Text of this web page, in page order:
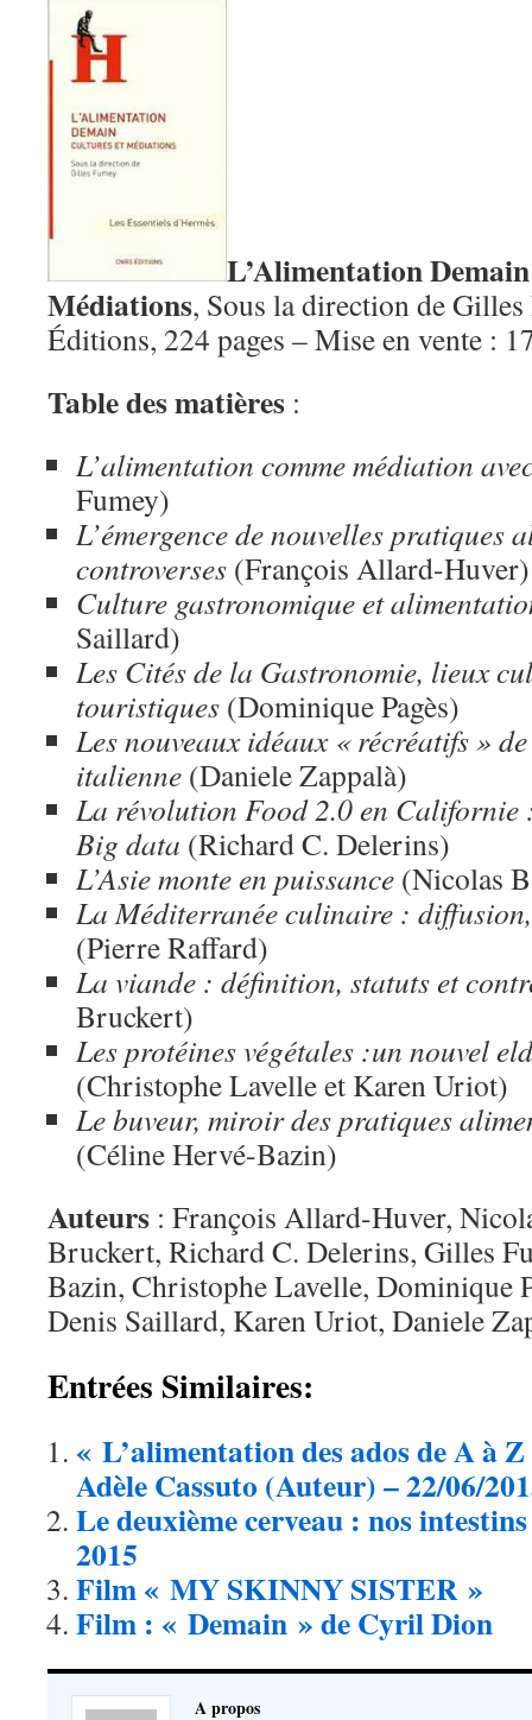
L’Alimentation
Médiations, Sous la direction de
Éditions, 224 pages – Mise en vente :
Table des matières :
L’alimentation comme médiation
Fumey)
L’émergence de nouvelles pratiques
controverses (François Allard-Huver)
Culture gastronomique et
Saillard)
Les Cités de la Gastronomie, lieux
touristiques (Dominique Pagès)
Les nouveaux idéaux « récréatifs »
italienne (Daniele Zappalà)
La révolution Food 2.0 en Californie
Big data (Richard C. Delerins)
L’Asie monte en puissance (Nicolas
La Méditerranée culinaire :
(Pierre Raffard)
La viande : définition, statuts et
Bruckert)
Les protéines végétales :un nouvel
(Christophe Lavelle et Karen Uriot)
Le buveur, miroir des pratiques
(Céline Hervé-Bazin)
Auteurs : François Allard-Huver,
Bruckert, Richard C. Delerins, Gilles
Bazin, Christophe Lavelle, Dominique
Denis Saillard, Karen Uriot, Daniele
Entrées Similaires:
« L’alimentation des ados de A à
Adèle Cassuto (Auteur) – 22/06/
Le deuxième cerveau : nos
2015
Film « MY SKINNY SISTER »
Film : « Demain » de Cyril Dion
A propos